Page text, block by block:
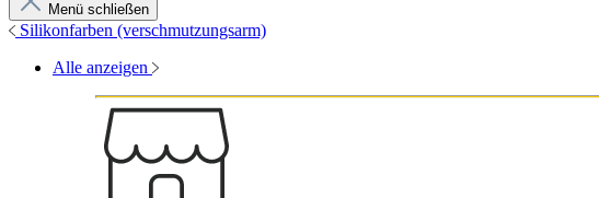
Menü schließen
Silikonfarben (verschmutzungsarm)
Alle anzeigen